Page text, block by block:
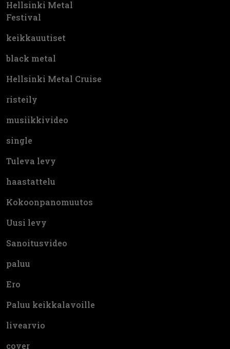
Hellsinki Metal
Festival
keikkauutiset
black metal
Hellsinki Metal Cruise
risteily
musiikkivideo
single
Tuleva levy
haastattelu
Kokoonpanomuutos
Uusi levy
Sanoitusvideo
paluu
Ero
Paluu keikkalavoille
livearvio
cover